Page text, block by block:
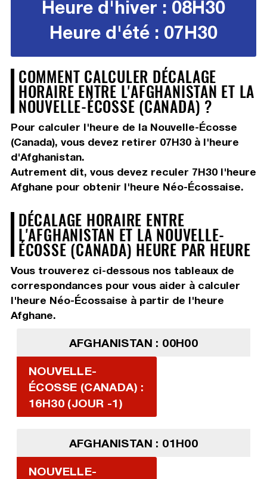
Heure d'hiver : 08H30
Heure d'été : 07H30
COMMENT CALCULER DÉCALAGE
HORAIRE ENTRE L'AFGHANISTAN ET LA
NOUVELLE-ÉCOSSE (CANADA) ?
Pour calculer l'heure de la Nouvelle-Écosse
(Canada), vous devez retirer 07H30à l'heure
d'Afghanistan.
Autrement dit, vous devez reculer 7H30 l'heure
Afghane pour obtenir l'heure Néo-Écossaise.
DÉCALAGE HORAIRE ENTRE
L'AFGHANISTAN ET LA NOUVELLE-
ÉCOSSE (CANADA) HEURE PAR HEURE
Vous trouverez ci-dessous nos tableaux de
correspondances pour vous aider à calculer
l'heure Néo-Écossaise à partir de l'heure
Afghane.
AFGHANISTAN : 00H00
NOUVELLE-
ÉCOSSE (CANADA) :
16H30 (JOUR -1)
AFGHANISTAN : 01H00
NOUVELLE-